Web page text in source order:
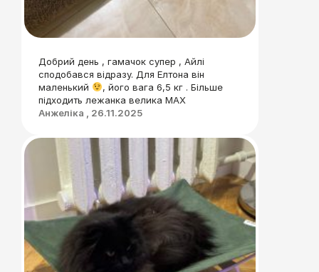
Добрий день , гамачок супер , Айлі
сподобався відразу. Для Елтона він
маленький
, його вага 6,5 кг . Більше
підходить лежанка велика МАХ
Анжеліка , 26.11.2025